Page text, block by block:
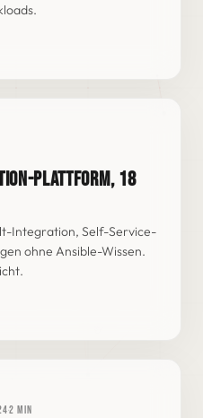
04 SUCCEEDED
PLATTFORM, 18
Integration, Self-Service-
ohne Ansible-Wissen.
·2 min